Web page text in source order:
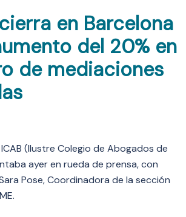
en Barcelona
del 20% en
de mediaciones
(Ilustre Colegio de Abogados de
ayer en rueda de prensa, con
Pose, Coordinadora de la sección